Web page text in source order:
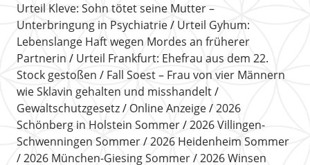
Urteil Kleve: Sohn tötet seine Mutter –
Unterbringung in Psychiatrie
Urteil Gyhum:
Lebenslange Haft wegen Mordes an früherer
Partnerin
Urteil Frankfurt: Ehefrau aus dem 22.
Stock gestoßen
Fall Soest – Frau von vier Männern
wie Sklavin gehalten und misshandelt
Gewaltschutzgesetz
Online Anzeige
2026
Schönberg in Holstein Sommer
2026 Villingen-
Schwenningen Sommer
2026 Heidenheim Sommer
2026 München-Giesing Sommer
2026 Winsen